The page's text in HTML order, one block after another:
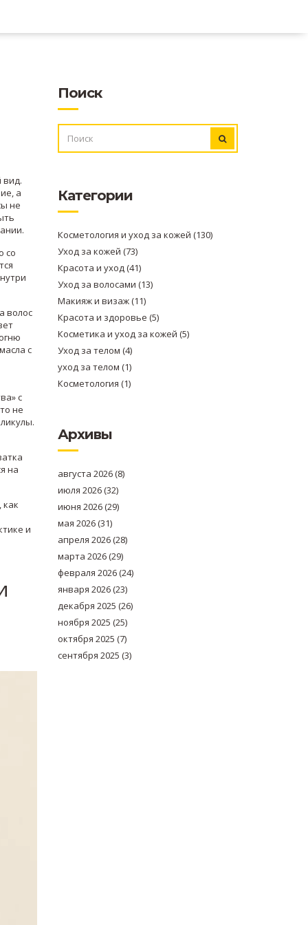
вид.
а
не
со
волос
с
с
не
на
как
и
Поиск
Категории
Косметология и уход за кожей (130)
Уход за кожей (73)
Красота и уход(41)
Уход за волосами (13)
Макияж и визаж(11)
Красота и здоровье (5)
Косметика и уход за кожей (5)
Уход за телом (4)
уход за телом (1)
Косметология (1)
Архивы
августа 2026(8)
июля 2026(32)
июня 2026(29)
мая 2026(31)
апреля 2026(28)
марта 2026(29)
февраля 2026(24)
января 2026(23)
декабря 2025 (26)
ноября 2025 (25)
октября 2025 (7)
сентября 2025 (3)